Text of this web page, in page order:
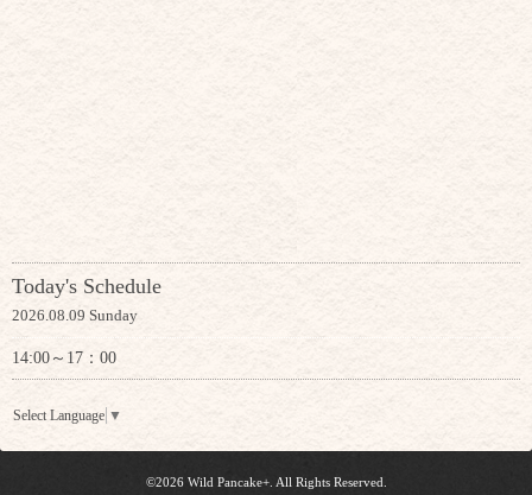
Today's Schedule
2026.08.09 Sunday
14:00～17：00
Select Language ▼
©2026 Wild Pancake+. All Rights Reserved.